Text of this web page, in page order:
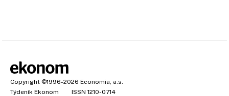
Copyright ©1996-2026 Economia, a.s.
Týdeník Ekonom
ISSN 1210-0714